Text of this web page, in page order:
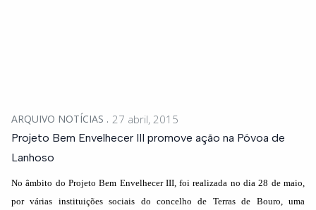
ARQUIVO NOTÍCIAS 27 abril, 2015
Projeto Bem Envelhecer III promove ação na Póvoa de
Lanhoso
No âmbito do Projeto Bem Envelhecer III, foi realizada no dia 28 de maio,
por várias instituições sociais do concelho de Terras de Bouro, uma